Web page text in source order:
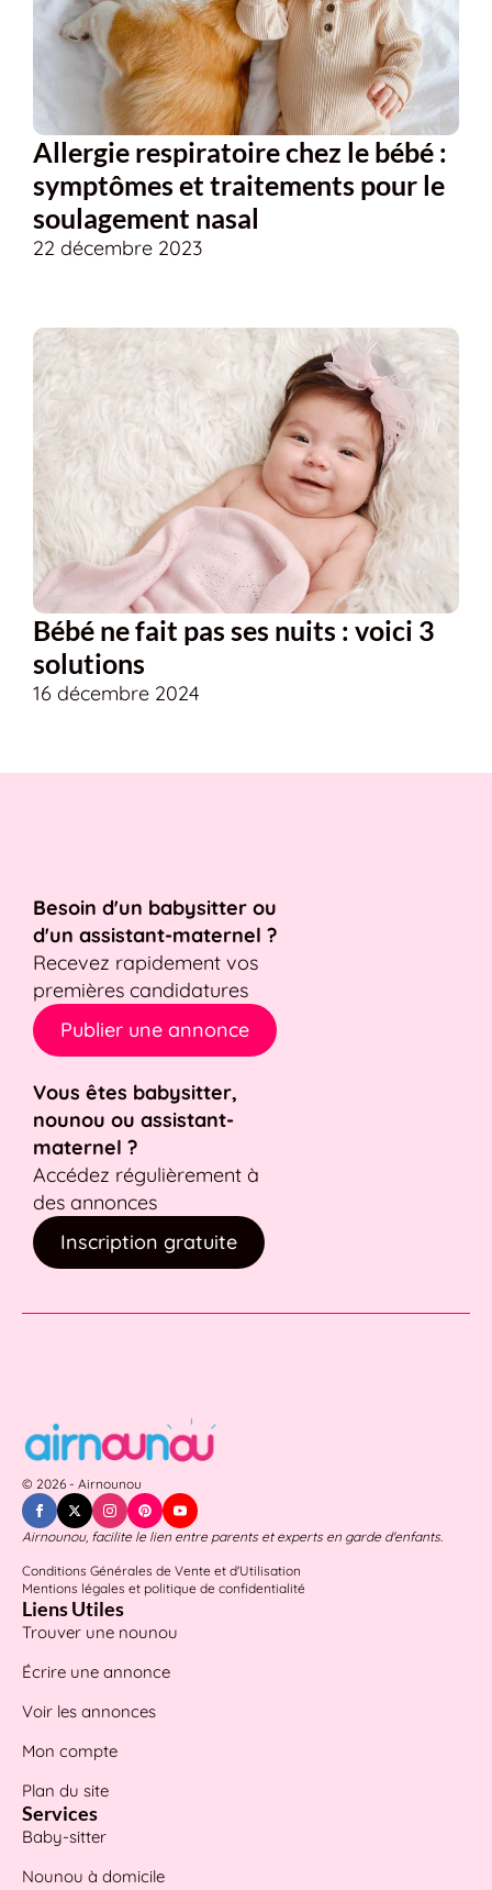
Allergie respiratoire chez le bébé :
symptômes et traitements pour le
soulagement nasal
22 décembre 2023
Bébé ne fait pas ses nuits : voici 3
solutions
16 décembre 2024
Besoin d'un babysitter ou
d'un assistant-maternel ?
Recevez rapidement vos
premières candidatures
Publier une annonce
Vous êtes babysitter,
nounou ou assistant-
maternel ?
Accédez régulièrement à
des annonces
Inscription gratuite
© 2026 - Airnounou
Airnounou, facilite le lien entre parents et experts en garde d'enfants.
Conditions Générales de Vente et d'Utilisation
Mentions légales et politique de confidentialité
Liens Utiles
Trouver une nounou
Écrire une annonce
Voir les annonces
Mon compte
Plan du site
Services
Baby-sitter
Nounou à domicile